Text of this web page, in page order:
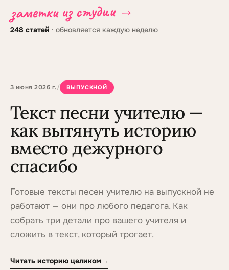
заметки из студии →
248 статей · обновляется каждую неделю
3 июня 2026 г./ ВЫПУСКНОЙ
Текст песни учителю —
как вытянуть историю
вместо дежурного
спасибо
Готовые тексты песен учителю на выпускной не
работают — они про любого педагога. Как
собрать три детали про вашего учителя и
сложить в текст, который трогает.
Читать историю целиком→